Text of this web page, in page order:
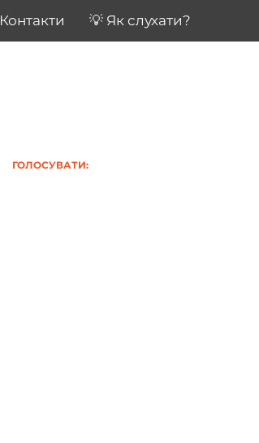
Контакти 💡 Як слухати?
ГОЛОСУВАТИ: